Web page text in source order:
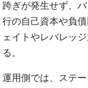
跨ぎが発生せず、
行の自己資本や負
ェイトやレバレッ
る。
運用側では、ステ